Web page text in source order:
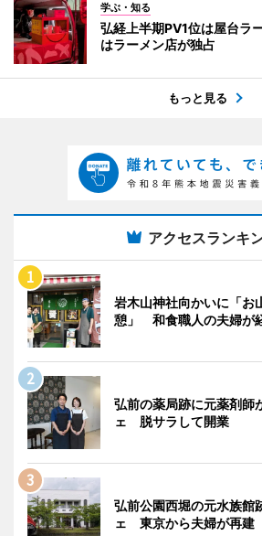
学ぶ・知る
弘経上半期PV1位は屋台
はラーメン店が独占
もっと見る
アクセスランキ
岩木山神社向かいに「お
憩」 和食職人の夫婦が
弘前の薬局跡に元薬剤師
ェ 脱サラして開業
弘前公園西堀の元水族館
ェ 東京から夫婦が再建